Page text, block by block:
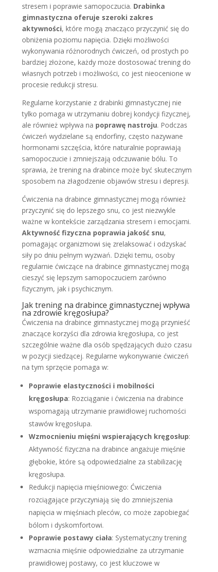
stresem i poprawie samopoczucia. Drabinka
gimnastyczna oferuje szeroki zakres
aktywności, które mogą znacząco przyczynić się do
obniżenia poziomu napięcia. Dzięki możliwości
wykonywania różnorodnych ćwiczeń, od prostych po
bardziej złożone, każdy może dostosować trening do
własnych potrzeb i możliwości, co jest nieocenione w
procesie redukcji stresu.
Regularne korzystanie z drabinki gimnastycznej nie
tylko pomaga w utrzymaniu dobrej kondycji fizycznej,
ale również wpływa na poprawę nastroju. Podczas
ćwiczeń wydzielane są endorfiny, często nazywane
hormonami szczęścia, które naturalnie poprawiają
samopoczucie i zmniejszają odczuwanie bólu. To
sprawia, że trening na drabince może być skutecznym
sposobem na złagodzenie objawów stresu i depresji.
Ćwiczenia na drabince gimnastycznej mogą również
przyczynić się do lepszego snu, co jest niezwykle
ważne w kontekście zarządzania stresem i emocjami.
Aktywność fizyczna poprawia jakość snu,
pomagając organizmowi się zrelaksować i odzyskać
siły po dniu pełnym wyzwań. Dzięki temu, osoby
regularnie ćwiczące na drabince gimnastycznej mogą
cieszyć się lepszym samopoczuciem zarówno
fizycznym, jak i psychicznym.
Jak trening na drabince gimnastycznej wpływa
na zdrowie kręgosłupa?
Ćwiczenia na drabince gimnastycznej mogą przynieść
znaczące korzyści dla zdrowia kręgosłupa, co jest
szczególnie ważne dla osób spędzających dużo czasu
w pozycji siedzącej. Regularne wykonywanie ćwiczeń
na tym sprzęcie pomaga w:
Poprawie elastyczności i mobilności
kręgosłupa: Rozciąganie i ćwiczenia na drabince
wspomagają utrzymanie prawidłowej ruchomości
stawów kręgosłupa.
Wzmocnieniu mięśni wspierających kręgosłup:
Aktywność fizyczna na drabince angażuje mięśnie
głębokie, które są odpowiedzialne za stabilizację
kręgosłupa.
Redukcji napięcia mięśniowego: Ćwiczenia
rozciągające przyczyniają się do zmniejszenia
napięcia w mięśniach pleców, co może zapobiegać
bólom i dyskomfortowi.
Poprawie postawy ciała: Systematyczny trening
wzmacnia mięśnie odpowiedzialne za utrzymanie
prawidłowej postawy, co jest kluczowe w